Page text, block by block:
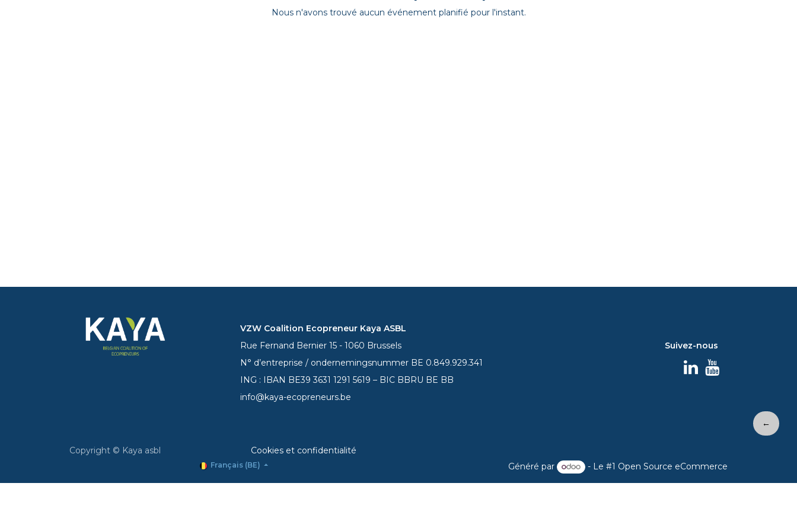
Nous n'avons trouvé aucun événement planifié pour l'instant.
Suivez-nous
←
VZW Coalition Ecopreneur Kaya ASBL
Rue Fernand Bernier 15 - 1060 Brussels
N° d’entreprise / ondernemingsnummer BE 0.849.929.341
ING : IBAN BE393631 1291 5619 – BIC BBRU BE BB
info@kaya-ecopreneurs.be
Copyright © Kaya asbl Cookies et confidentialité
Français (BE) Généré par - Le #1 Open Source eCommerce